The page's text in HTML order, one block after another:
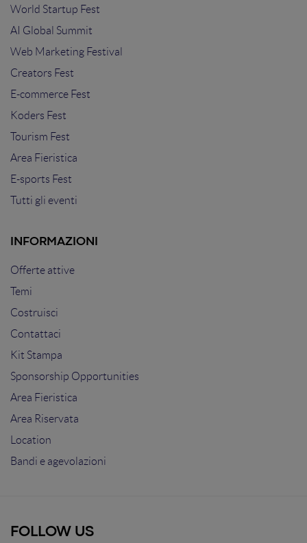
World Startup Fest
AI Global Summit
Web Marketing Festival
Creators Fest
E-commerce Fest
Koders Fest
Tourism Fest
Area Fieristica
E-sports Fest
Tutti gli eventi
INFORMAZIONI
Offerte attive
Temi
Costruisci
Contattaci
Kit Stampa
Sponsorship Opportunities
Area Fieristica
Area Riservata
Location
Bandi e agevolazioni
FOLLOW US